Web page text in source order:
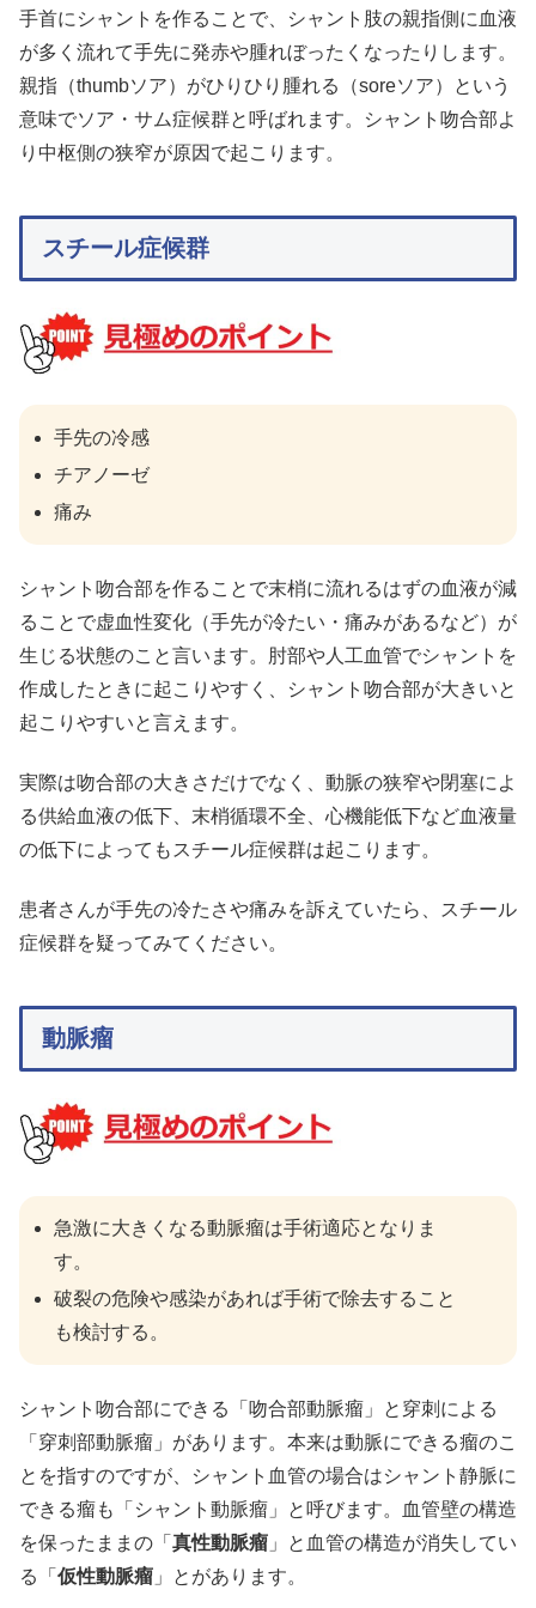
手首にシャントを作ることで、シャント肢の親指側に血液
が多く流れて手先に発赤や腫れぼったくなったりします。
親指（thumbソア）がひりひり腫れる（soreソア）という
意味でソア・サム症候群と呼ばれます。シャント吻合部よ
り中枢側の狭窄が原因で起こります。
スチール症候群
手先の冷感
チアノーゼ
痛み
シャント吻合部を作ることで末梢に流れるはずの血液が減
ることで虚血性変化（手先が冷たい・痛みがあるなど）が
生じる状態のこと言います。肘部や人工血管でシャントを
作成したときに起こりやすく、シャント吻合部が大きいと
起こりやすいと言えます。
実際は吻合部の大きさだけでなく、動脈の狭窄や閉塞によ
る供給血液の低下、末梢循環不全、心機能低下など血液量
の低下によってもスチール症候群は起こります。
患者さんが手先の冷たさや痛みを訴えていたら、スチール
症候群を疑ってみてください。
動脈瘤
急激に大きくなる動脈瘤は手術適応となりま
す。
破裂の危険や感染があれば手術で除去すること
も検討する。
シャント吻合部にできる「吻合部動脈瘤」と穿刺による
「穿刺部動脈瘤」があります。本来は動脈にできる瘤のこ
とを指すのですが、シャント血管の場合はシャント静脈に
できる瘤も「シャント動脈瘤」と呼びます。血管壁の構造
を保ったままの「 真性動脈瘤 」と血管の構造が消失してい
る「 仮性動脈瘤 」とがあります。